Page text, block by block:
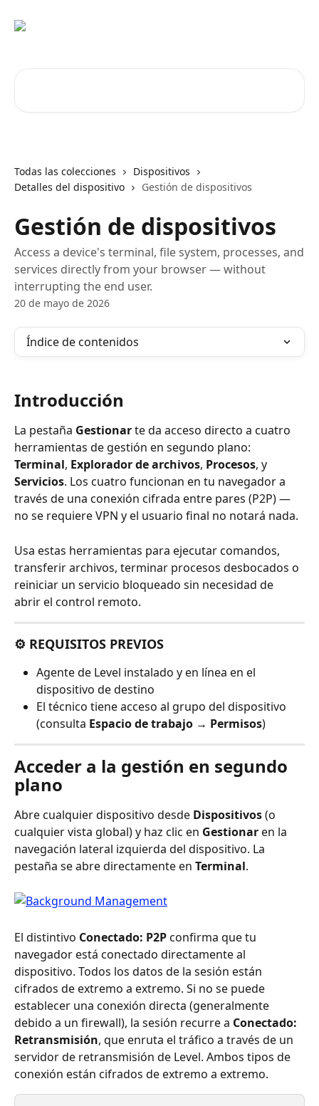
Todas las colecciones
Dispositivos
Detalles del dispositivo
Gestión de dispositivos
Gestión de dispositivos
Access a device's terminal, file system, processes, and
services directly from your browser — without
interrupting the end user.
20 de mayo de 2026
Índice de contenidos
Introducción
La pestaña Gestionar te da acceso directo a cuatro
herramientas de gestión en segundo plano:
Terminal, Explorador de archivos, Procesos, y
Servicios. Los cuatro funcionan en tu navegador a
través de una conexión cifrada entre pares (P2P) —
no se requiere VPN y el usuario final no notará nada.
Usa estas herramientas para ejecutar comandos,
transferir archivos, terminar procesos desbocados o
reiniciar un servicio bloqueado sin necesidad de
abrir el control remoto.
⚙️ REQUISITOS PREVIOS
Agente de Level instalado y en línea en el
dispositivo de destino
El técnico tiene acceso al grupo del dispositivo
(consulta Espacio de trabajo → Permisos)
Acceder a la gestión en segundo
plano
Abre cualquier dispositivo desde Dispositivos (o
cualquier vista global) y haz clic en Gestionar en la
navegación lateral izquierda del dispositivo. La
pestaña se abre directamente en Terminal.
El distintivo Conectado: P2P confirma que tu
navegador está conectado directamente al
dispositivo. Todos los datos de la sesión están
cifrados de extremo a extremo. Si no se puede
establecer una conexión directa (generalmente
debido a un firewall), la sesión recurre a Conectado:
Retransmisión, que enruta el tráfico a través de un
servidor de retransmisión de Level. Ambos tipos de
conexión están cifrados de extremo a extremo.